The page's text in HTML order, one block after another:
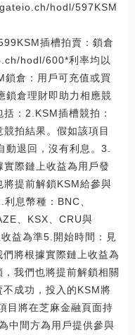
hodl/597KSM
插槽拍賣：鎖倉
hodl/600*利率均以
鎖倉：用戶可充值或買
鎖倉理財即助力相應競
：2.KSM插槽競拍：
拍結果。假如該項目
退回，沒有利息。3.
際鏈上收益為用戶發
將提前解鎖KSM給參與
息幣種：BNC、
、KSX、CRU與
益為準5.開始時間：見
將根據實際鏈上收益為
我們也將提前解鎖相關
成功，投入的KSM將
目將在芝麻金融頁面持
中間方為用戶提供參與